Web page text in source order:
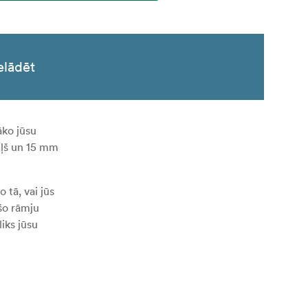
jūsu
un 15 mm
tā, vai jūs
rāmju
jūsu